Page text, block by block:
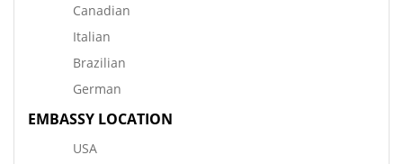
Canadian
Italian
Brazilian
German
EMBASSY LOCATION
USA